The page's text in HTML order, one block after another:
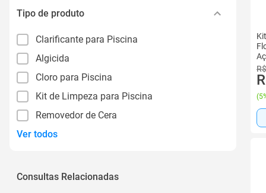
Tipo de produto
Clarificante para Piscina
Algicida
Cloro para Piscina
Kit de Limpeza para Piscina
Removedor de Cera
Ver todos
Consultas Relacionadas
(